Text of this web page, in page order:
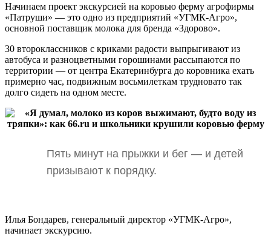
Начинаем проект экскурсией на коровью ферму агрофирмы
«Патруши» — это одно из предприятий «УГМК-Агро»,
основной поставщик молока для бренда «Здорово».
30 второклассников с криками радости выпрыгивают из
автобуса и разноцветными горошинами рассыпаются по
территории — от центра Екатеринбурга до коровника ехать
примерно час, подвижным восьмилеткам трудновато так
долго сидеть на одном месте.
Пять минут на прыжки и бег — и детей
призывают к порядку.
Илья Бондарев, генеральный директор «УГМК-Агро»,
начинает экскурсию.